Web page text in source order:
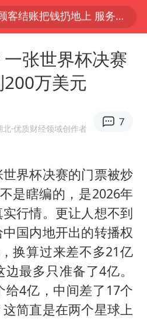
国退回1000亿美元关税
李亚鹏向地铁吐血女孩捐99999元
官方支持因凡蒂诺
药库存告急 美军补货难
沙特否认与胡塞武装举行会谈
如何把百年大党建设得更加坚强有力
香港殿堂级填词人黎彼得因病离世 终年76岁
乘客脱鞋散发异味 司机提醒反被怼
日本籍女网红在韩直播时自杀身亡
比德变瘦引热议
张世界杯决赛
万美元
北·优质财经领域创作者
7
界杯决赛的门票被炒
是瞎编的，是2026年
行情。更让人想不到
国内地开出的转播权
换算过来差不多21亿
最多只准备了4亿。
给4亿，中间差了17个
简直是在两个星球上